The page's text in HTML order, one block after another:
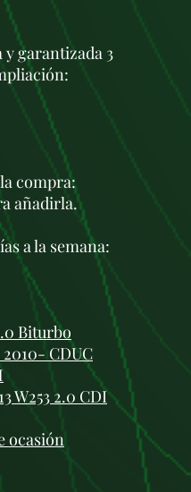
garantizada 3
compra:
añadirla.
a la semana:
Biturbo
CDUC
W253 2.0 CDI
ocasión